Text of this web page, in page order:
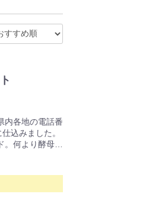
内各地の電話番
込みました。
。何より酵母